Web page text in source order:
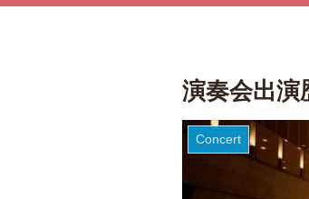
演奏会出演
Concert